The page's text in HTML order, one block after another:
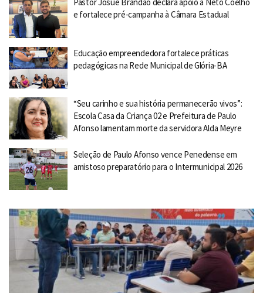
e fortalece pré-campanha à Câmara Estadual
Educação empreendedora fortalece práticas
pedagógicas na Rede Municipal de Glória-BA
“Seu carinho e sua história permanecerão vivos”:
Escola Casa da Criança 02 e Prefeitura de Paulo
Afonso lamentam morte da servidora Alda Meyre
Seleção de Paulo Afonso vence Penedense em
amistoso preparatório para o Intermunicipal 2026